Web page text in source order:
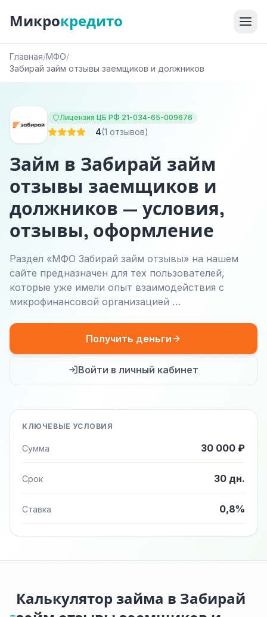
Микрокредито
Главная/МФО/
Забирай займ отзывы заемщиков и должников
Лицензия ЦБ РФ 21-034-65-009676
4(1 отзывов)
Займ в Забирай займ
отзывы заемщиков и
должников — условия,
отзывы, оформление
Раздел «МФО Забирай займ отзывы» на нашем
сайте предназначен для тех пользователей,
которые уже имели опыт взаимодействия с
микрофинансовой организацией …
Получить деньги
Войти в личный кабинет
КЛЮЧЕВЫЕ УСЛОВИЯ
Сумма 30 000 ₽
Срок 30 дн.
Ставка 0,8%
Калькулятор займа в Забирай